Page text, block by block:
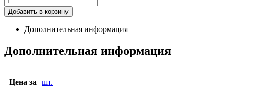
Добавить в корзину
Дополнительная информация
Дополнительная информация
Цена за шт.